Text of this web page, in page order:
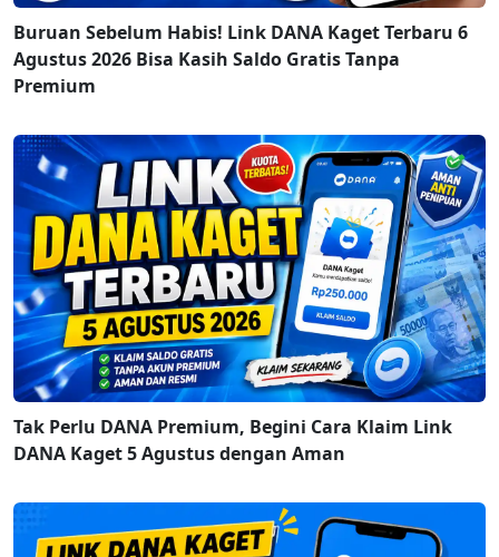
Buruan Sebelum Habis! Link DANA Kaget Terbaru 6
Agustus 2026 Bisa Kasih Saldo Gratis Tanpa
Premium
Tak Perlu DANA Premium, Begini Cara Klaim Link
DANA Kaget 5 Agustus dengan Aman